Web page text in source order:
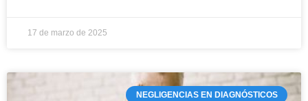
17 de marzo de 2025
NEGLIGENCIAS EN DIAGNÓSTICOS